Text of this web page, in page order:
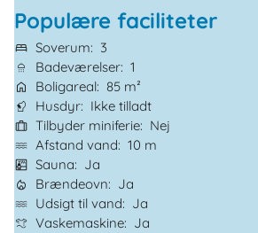
Populære faciliteter
Soverum
3
Badeværelser 1
Boligareal 85 m²
Husdyr
Ikke tilladt
Tilbyder miniferie
Nej
Afstand vand
10 m
Sauna
Ja
Brændeovn
Ja
Udsigt til vand
Ja
Vaskemaskine
Ja